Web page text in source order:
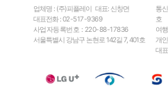
업체명 : (주)피플레이 대표: 신창면
대표전화 :02-517-9369
사업자등록번호 : 220-88-17836
서울특별시 강남구 논현로 142길 7, 401호
통
호
여
개
대